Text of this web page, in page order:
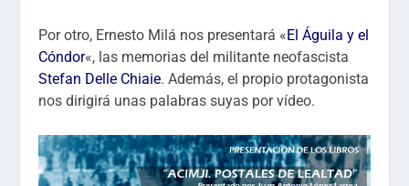
Por otro, Ernesto Milá nos presentará «El Águila y el
Cóndor«, las memorias del militante neofascista
Stefan Delle Chiaie. Además, el propio protagonista
nos dirigirá unas palabras suyas por vídeo.